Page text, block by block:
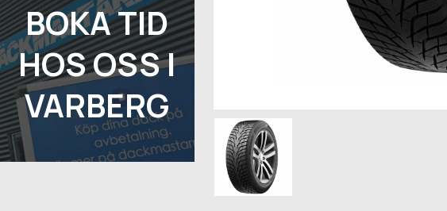
BOKA TID
HOS OSS I
VARBERG